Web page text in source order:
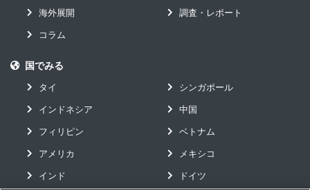
海外展開 調査・レポート
コラム
国でみる
タイ シンガポール
インドネシア 中国
フィリピン ベトナム
アメリカ メキシコ
インド ドイツ